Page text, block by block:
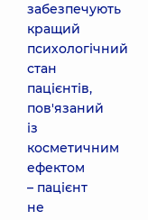
забезпечують
кращий
психологічний
стан
пацієнтів,
пов'язаний
із
косметичним
ефектом
– пацієнт
не